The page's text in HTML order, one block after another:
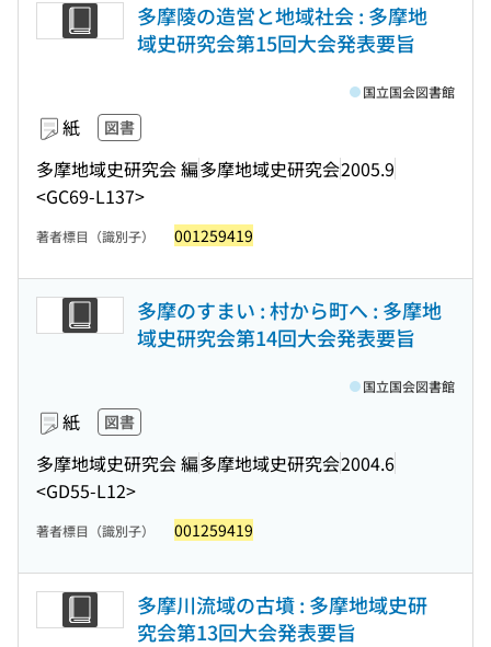
多摩陵の造営と地域社会 : 多摩地
域史研究会第15回大会発表要旨
紙 図書
多摩地域史研究会 編多摩地域史研究会2005.9
<GC69-L137>
国立国会図書館
著者標目（識別子） 001259419
多摩のすまい : 村から町へ : 多摩地
域史研究会第14回大会発表要旨
紙 図書
多摩地域史研究会 編多摩地域史研究会2004.6
<GD55-L12>
国立国会図書館
著者標目（識別子） 001259419
多摩川流域の古墳 : 多摩地域史研
究会第13回大会発表要旨